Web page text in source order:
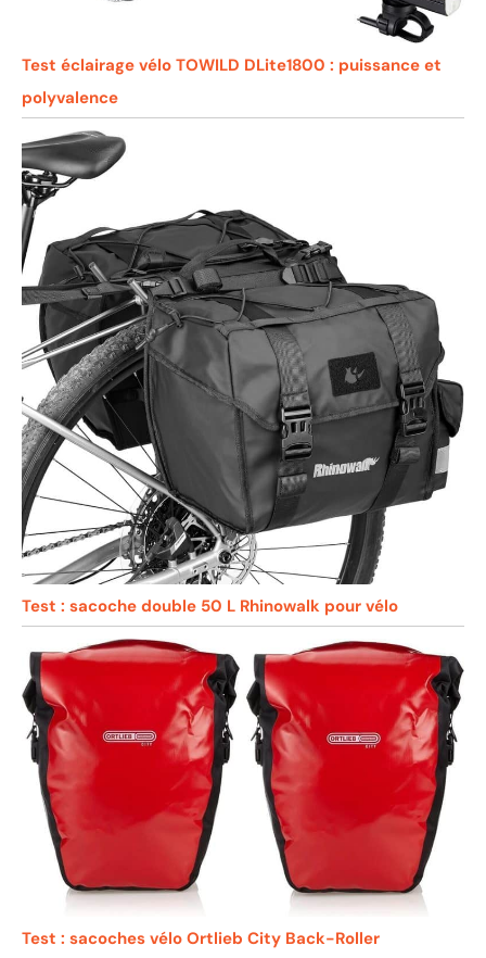
Test éclairage vélo TOWILD DLite1800 : puissance et
polyvalence
Test : sacoche double 50 L Rhinowalk pour vélo
Test : sacoches vélo Ortlieb City Back-Roller